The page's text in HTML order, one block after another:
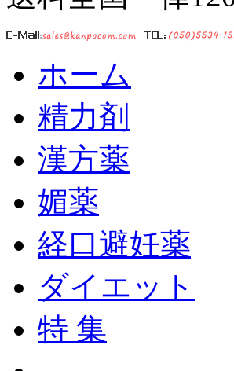
ホーム
精力剤
漢方薬
媚薬
経口避妊薬
ダイエット
特 集